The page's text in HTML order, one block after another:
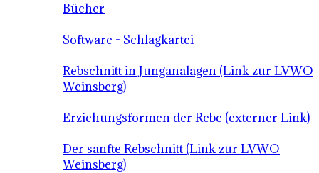
Bücher
Software - Schlagkartei
Rebschnitt in Junganalagen (Link zur LVWO
Weinsberg)
Erziehungsformen der Rebe (externer Link)
Der sanfte Rebschnitt (Link zur LVWO
Weinsberg)